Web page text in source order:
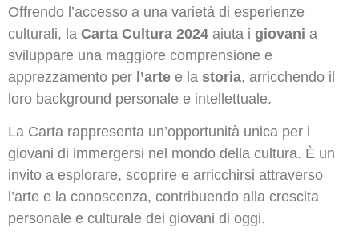
Offrendo l’accesso a una varietà di esperienze
culturali, la Carta Cultura 2024 aiuta i giovani a
sviluppare una maggiore comprensione e
apprezzamento per l’arte e la storia, arricchendo il
loro background personale e intellettuale.
La Carta rappresenta un’opportunità unica per i
giovani di immergersi nel mondo della cultura. È un
invito a esplorare, scoprire e arricchirsi attraverso
l’arte e la conoscenza, contribuendo alla crescita
personale e culturale dei giovani di oggi.